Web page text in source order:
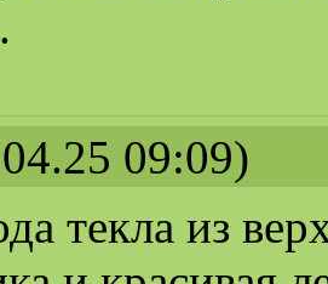
09:09)
текла из